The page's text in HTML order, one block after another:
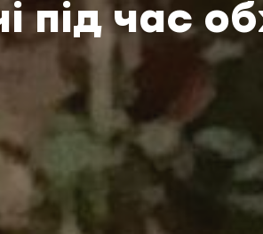
під час